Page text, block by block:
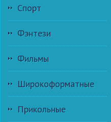
Спорт
Фэнтези
Фильмы
Широкоформатные
Прикольные